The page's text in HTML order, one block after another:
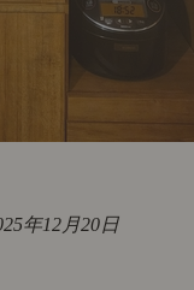
年12月20日